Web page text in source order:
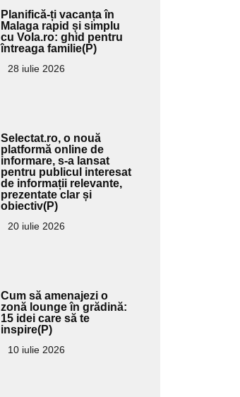
Planifică-ți vacanța în
Malaga rapid și simplu
cu Vola.ro: ghid pentru
întreaga familie(P)
28 iulie 2026
Selectat.ro, o nouă
platformă online de
informare, s-a lansat
pentru publicul interesat
de informații relevante,
prezentate clar și
obiectiv(P)
20 iulie 2026
Cum să amenajezi o
zonă lounge în grădină:
15 idei care să te
inspire(P)
10 iulie 2026